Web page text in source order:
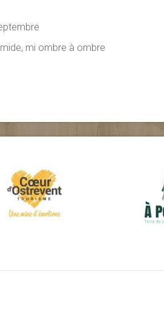
mi ombre à ombre